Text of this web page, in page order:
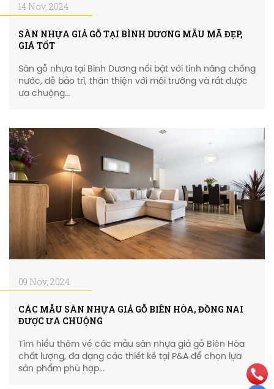
14 Nov, 2024
SÀN NHỰA GIẢ GỖ TẠI BÌNH DƯƠNG MẪU MÃ ĐẸP,
GIÁ TỐT
Sàn gỗ nhựa tại Bình Dương nổi bật với tính năng chống
nước, dễ bảo trì, thân thiện với môi trường và rất được
ưa chuộng...
09 Nov, 2024
CÁC MẪU SÀN NHỰA GIẢ GỖ BIÊN HÒA, ĐỒNG NAI
ĐƯỢC ƯA CHUỘNG
Tìm hiểu thêm về các mẫu sàn nhựa giả gỗ Biên Hòa
chất lượng, đa dạng các thiết kế tại P&A để chọn lựa
sản phẩm phù hợp...